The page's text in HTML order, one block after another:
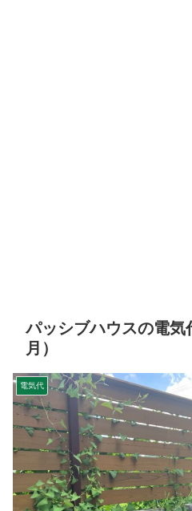
パッシブハウスの電気
月）
電気代